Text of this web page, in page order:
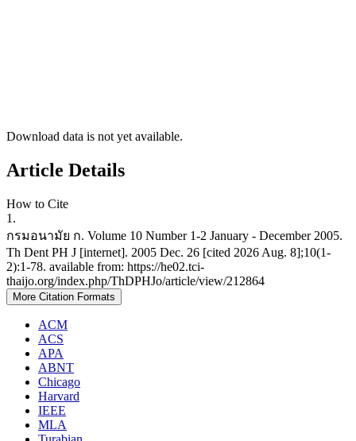
Download data is not yet available.
Article Details
How to Cite
1.
กรมอนามัย ก. Volume 10 Number 1-2 January - December 2005.
Th Dent PH J [internet]. 2005 Dec. 26 [cited 2026 Aug. 8];10(1-
2):1-78. available from: https://he02.tci-
thaijo.org/index.php/ThDPHJo/article/view/212864
More Citation Formats
ACM
ACS
APA
ABNT
Chicago
Harvard
IEEE
MLA